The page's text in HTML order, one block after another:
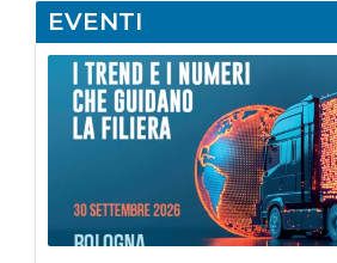
EVENTI